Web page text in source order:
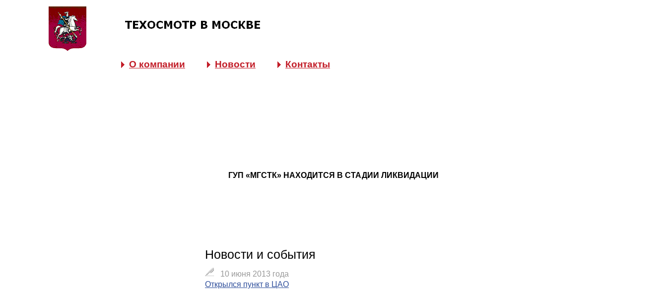
О компании Новости Контакты
ГУП «МГСТК» НАХОДИТСЯ В СТАДИИ ЛИКВИДАЦИИ
Новости и события
10 июня 2013 года
Открылся пункт в ЦАО